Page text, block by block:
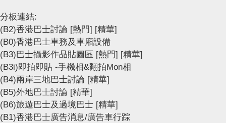
分板連結:
(B2)香港巴士討論 [熱門] [精華]
(B0)香港巴士車務及車廂設備
(B3)巴士攝影作品貼圖區 [熱門] [精華]
(B3i)即拍即貼 -手機相&翻拍Mon相
(B4)兩岸三地巴士討論 [精華]
(B5)外地巴士討論 [精華]
(B6)旅遊巴士及過境巴士 [精華]
(B1)香港巴士廣告消息/廣告車行踪